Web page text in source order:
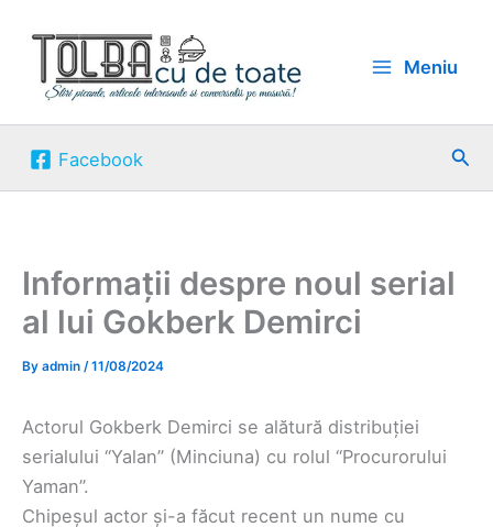
content
Meniu
Facebook
Informații despre noul serial
al lui Gokberk Demirci
By admin /11/08/2024
Actorul Gokberk Demirci se alătură distribuției
serialului “Yalan” (Minciuna) cu rolul “Procurorului
Yaman”.
Chipeșul actor și-a făcut recent un nume cu